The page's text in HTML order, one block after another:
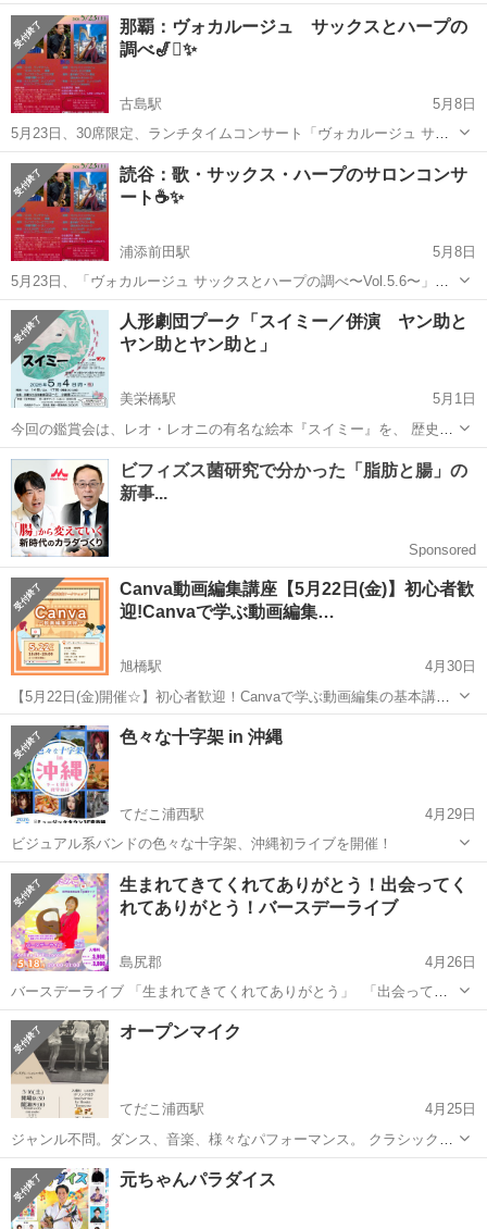
9845円になります。 値下げ
中〜１枚8000円 1階席
沖縄 沖縄市 コンサート/ショー
那覇：ヴォカルージュ サックスとハープの
調べ🎷🪉✨
古島駅
5月8日
5月23日、30席限定、ランチタイムコンサート「ヴォカルージュ サッ
クスとハープの調べ〜Vol.5.6〜」を開催します♪ 名古屋から小川真騎
子さんの美しいグランドハープ、自衛隊音楽隊で活躍した山入端清さ
んのサックス、金城沙...
沖縄 那覇市 古島駅 コンサート/ショー ハープ
読谷：歌・サックス・ハープのサロンコンサ
ート☕️✨
浦添前田駅
5月8日
5月23日、「ヴォカルージュ サックスとハープの調べ〜Vol.5.6〜」を
開催します♪ 名古屋から小川真騎子氏による優美なグランドハープの
音色🪉 自衛隊音楽隊で活躍した山入端清氏による情熱的なサックス🎷
そして沖縄県立芸術...
沖縄 中頭郡 浦添前田駅 コンサート/ショー ハープ
人形劇団プーク「スイミー／併演 ヤン助と
ヤン助とヤン助と」
美栄橋駅
5月1日
今回の鑑賞会は、レオ・レオニの有名な絵本『スイミー』を、 歴史あ
る人形劇団プークの新進気鋭な団員たちによる演出 で、立体的かつ新
たな海の世界をお届けします。 併演は『ヤン助とヤン助とヤン助と』
です。 公演時間：1...
沖縄 那覇市 美栄橋駅 コンサート/ショー 子ども
Canva動画編集講座【5月22日(金)】初心者歓
迎!Canvaで学ぶ動画編集…
旭橋駅
4月30日
【5月22日(金)開催☆】初心者歓迎！Canvaで学ぶ動画編集の基本講座
みなさんこんにちは！ コワーキングスペースMangroveスタッフです‍‍！
Mangroveよりイベントのご案内です★ ★★・‥…―...
沖縄 那覇市 旭橋駅 コンサート/ショー
色々な十字架 in 沖縄
てだこ浦西駅
4月29日
ビジュアル系バンドの色々な十字架、沖縄初ライブを開催！
沖縄 沖縄市 てだこ浦西駅 コンサート/ショー ライブ
生まれてきてくれてありがとう！出会ってく
れてありがとう！バースデーライブ
島尻郡
4月26日
バースデーライブ 「生まれてきてくれてありがとう」 「出会ってく
れてありがとう」 ——そんな気持ち、最近いつ感じましたか？ 5月18
日（月） あべたみこのバースデーライブを開催します。 ただのライ
ブで...
沖縄 島尻郡 コンサート/ショー
オープンマイク
てだこ浦西駅
4月25日
ジャンル不問。ダンス、音楽、様々なパフォーマンス。 クラシックギ
ター。フラメンコギター。弾き語り。 出演してみたい。観にきたいな
ど、 お気軽にお問いあわせください。
沖縄 沖縄市 てだこ浦西駅 コンサート/ショー
オープンマイク
元ちゃんパラダイス